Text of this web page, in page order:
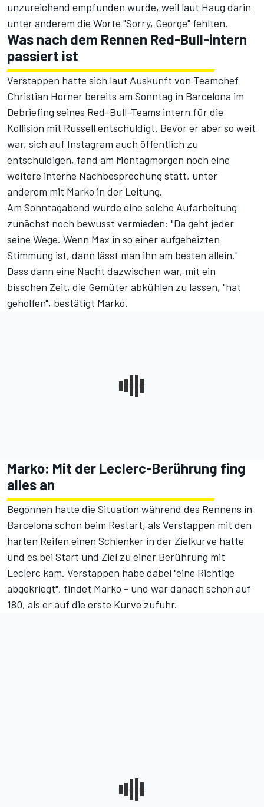
unzureichend empfunden wurde, weil laut Haug darin
unter anderem die Worte "Sorry, George" fehlten.
Was nach dem Rennen Red-Bull-intern
passiert ist
Verstappen hatte sich laut Auskunft von Teamchef
Christian Horner bereits am Sonntag in Barcelona im
Debriefing seines Red-Bull-Teams intern für die
Kollision mit Russell entschuldigt. Bevor er aber so weit
war, sich auf Instagram auch öffentlich zu
entschuldigen, fand am Montagmorgen noch eine
weitere interne Nachbesprechung statt, unter
anderem mit Marko in der Leitung.
Am Sonntagabend wurde eine solche Aufarbeitung
zunächst noch bewusst vermieden: "Da geht jeder
seine Wege. Wenn Max in so einer aufgeheizten
Stimmung ist, dann lässt man ihn am besten allein."
Dass dann eine Nacht dazwischen war, mit ein
bisschen Zeit, die Gemüter abkühlen zu lassen, "hat
geholfen", bestätigt Marko.
Marko: Mit der Leclerc-Berührung fing
alles an
Begonnen hatte die Situation während des Rennens in
Barcelona schon beim Restart, als Verstappen mit den
harten Reifen einen Schlenker in der Zielkurve hatte
und es bei Start und Ziel zu einer Berührung mit
Leclerc kam. Verstappen habe dabei "eine Richtige
abgekriegt", findet Marko - und war danach schon auf
180, als er auf die erste Kurve zufuhr.